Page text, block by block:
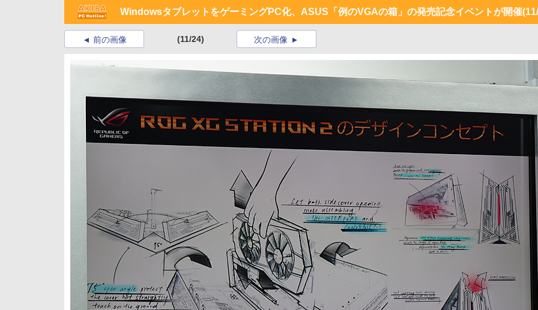
WindowsタブレットをゲーミングPC化、ASUS「例のVGAの箱」の発売記念イベントが開催
前の画像 (11/24) 次の画像